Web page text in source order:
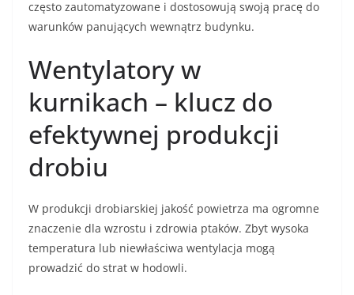
często zautomatyzowane i dostosowują swoją pracę do
warunków panujących wewnątrz budynku.
Wentylatory w
kurnikach – klucz do
efektywnej produkcji
drobiu
W produkcji drobiarskiej jakość powietrza ma ogromne
znaczenie dla wzrostu i zdrowia ptaków. Zbyt wysoka
temperatura lub niewłaściwa wentylacja mogą
prowadzić do strat w hodowli.